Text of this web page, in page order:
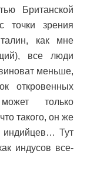
Британской
точки зрения
как мне
все люди
меньше,
откровенных
только
такого, он же
индийцев… Тут
индусов все-